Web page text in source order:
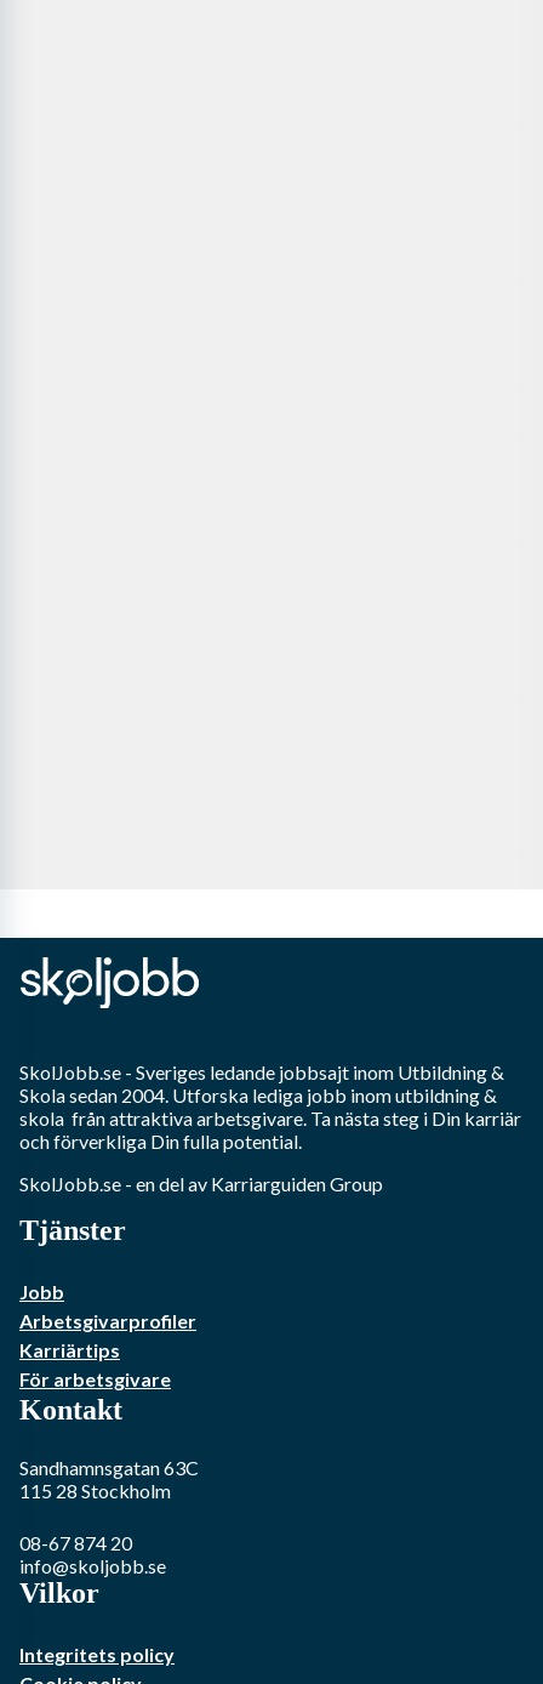
SkolJobb.se - Sveriges ledande jobbsajt inom Utbildning &
Skolasedan 2004. Utforska lediga jobb inomutbildning &
skola från attraktiva arbetsgivare. Ta nästa steg i Din karriär
och förverkliga Din fulla potential.
SkolJobb.se - en del av Karriarguiden Group
Tjänster
Jobb
Arbetsgivarprofiler
Karriärtips
För arbetsgivare
Kontakt
Sandhamnsgatan 63C
115 28 Stockholm
08-67 874 20
info@skoljobb.se
Vilkor
Integritets policy